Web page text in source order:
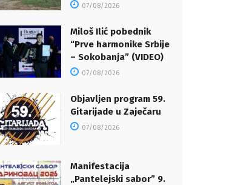
07/08/2026
Miloš Ilić pobednik
“Prve harmonike Srbije
– Sokobanja” (VIDEO)
07/08/2026
Objavljen program 59.
Gitarijade u Zaječaru
07/08/2026
Manifestacija
„Pantelejski sabor” 9.